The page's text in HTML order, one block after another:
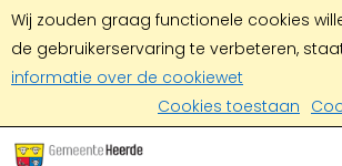
Wij zouden graag functionele cookies
de gebruikerservaring te verbeteren,
informatie over de cookiewet
Cookies toestaan